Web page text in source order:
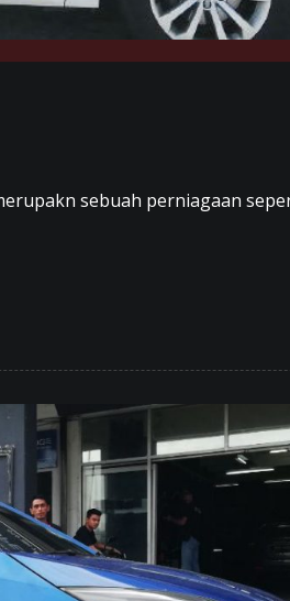
sebuah perniagaan